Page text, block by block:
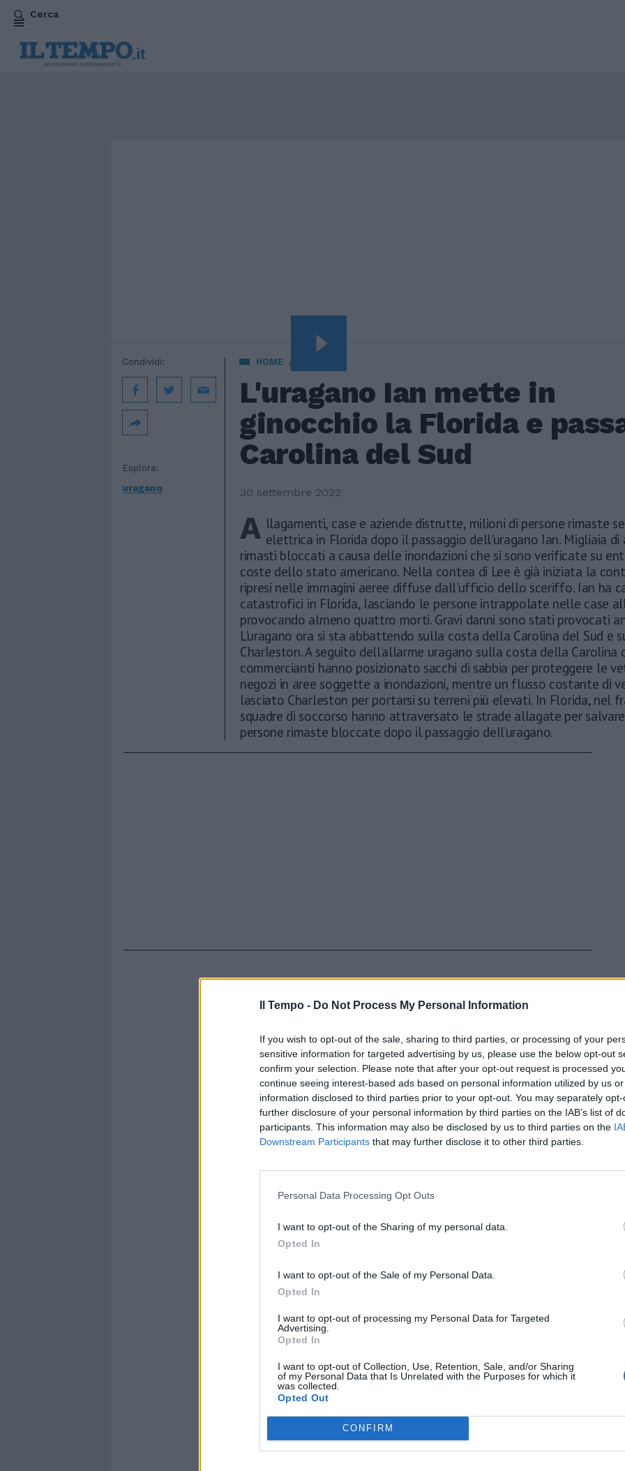
Il Tempo - Do Not Process My Personal Information
If you wish to opt-out of the sale, sharing to third parties, or processing of your
sensitive information for targeted advertising by us, please use the below opt-out
confirm your selection. Please note that after your opt-out request is processed
continue seeing interest-based ads based on personal information utilized by us
information disclosed to third parties prior to your opt-out. You may separately
further disclosure of your personal information by third parties on the IAB’s list of
participants. This information may also be disclosed by us to third parties on the
Downstream Participants that may further disclose it to other third parties.
Personal Data Processing Opt Outs
I want to opt-out of the Sharing of my personal data.
Opted In
I want to opt-out of the Sale of my Personal Data.
Opted In
I want to opt-out of processing my Personal Data for Targeted
Advertising.
Opted In
I want to opt-out of Collection, Use, Retention, Sale, and/or Sharing
of my Personal Data that Is Unrelated with the Purposes for which it
was collected.
Opted Out
CONFIRM
Cerca
HOME
L'uragano Ian mette in
ginocchio la Florida e
Carolina del Sud
30 settembre 2022
Esplora:
uragano
Condividi:
A llagamenti, case e aziende distrutte, milioni di persone rimaste
elettrica in Florida dopo il passaggio dell'uragano Ian. Migliaia
rimasti bloccati a causa delle inondazioni che si sono verificate su
coste dello stato americano. Nella contea di Lee è già iniziata la
ripresi nelle immagini aeree diffuse dall'ufficio dello sceriffo. Ian ha
catastrofici in Florida, lasciando le persone intrappolate nelle case
provocando almeno quattro morti. Gravi danni sono stati provocati
L'uragano ora si sta abbattendo sulla costa della Carolina del Sud e
Charleston. A seguito dell’allarme uragano sulla costa della Carolina
commercianti hanno posizionato sacchi di sabbia per proteggere le
negozi in aree soggette a inondazioni, mentre un flusso costante di
lasciato Charleston per portarsi su terreni più elevati. In Florida, nel
squadre di soccorso hanno attraversato le strade allagate per
persone rimaste bloccate dopo il passaggio dell’uragano.
In
americana